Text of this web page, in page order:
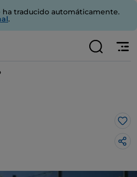
ha traducido automáticamente.
.
Me